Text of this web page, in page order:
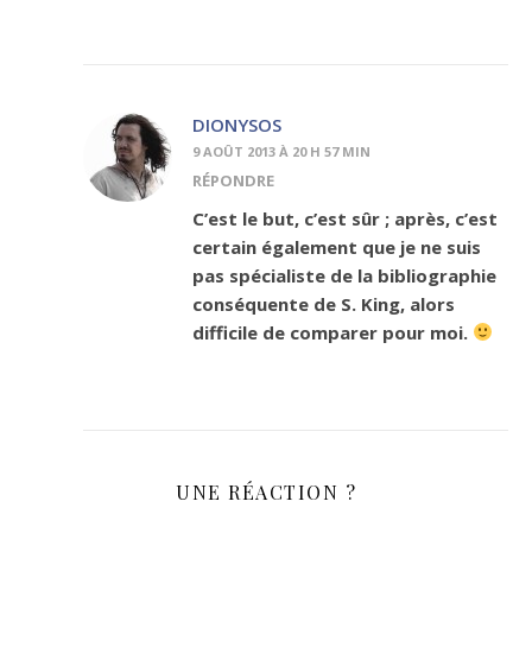
DIONYSOS
9 AOÛT 2013 À 20 H 57 MIN
RÉPONDRE
C’est le but, c’est sûr ; après, c’est
certain également que je ne suis
pas spécialiste de la bibliographie
conséquente de S. King, alors
difficile de comparer pour moi.
UNE RÉACTION ?